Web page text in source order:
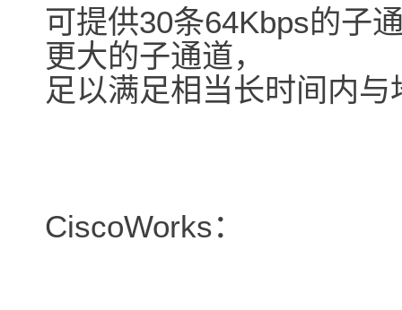
可提供30条64Kbps的子
更大的子通道，
足以满足相当长时间内
CiscoWorks：